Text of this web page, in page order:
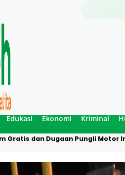
Edukasi Ekonomi Kriminal
Gratis dan Dugaan Pungli Motor